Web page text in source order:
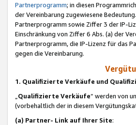
Partnerprogramm; in diesen
der Vereinbarung zugewiesene
Partnerprogramm sowie Ziffer 3 der IP-
Einschränkung von Ziffer 6 Abs. (a) der
Partnerprogramm, die IP-Lizenz für das
gegen die Vereinbarung.
1. Qualifizierte Verkäufe und
Qualifizierte Verkäufe“ werden von
(vorbehaltlich der in diesem
(a) Partner- Link auf Ihrer Site: